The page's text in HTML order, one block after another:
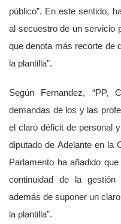
público”. En este sentido,
al secuestro de un servicio
que denota más recorte de
la plantilla”.
Según Fernandez, “PP,
demandas de los y las
el claro déficit de personal
diputado de Adelante en la
Parlamento ha añadido
continuidad de la
además de suponer un
la plantilla”.